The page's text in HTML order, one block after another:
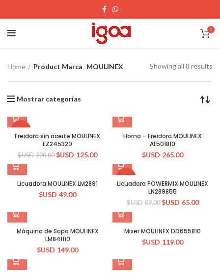
0
Home Product Marca MOULINEX Showing all 8 results
Mostrar categorías
Freidora sin aceite MOULINEX
EZ245320
$USD 220.00 $USD 125.00
Horno – Freidora MOULINEX
AL501810
$USD 265.00
Licuadora MOULINEX LM2891
$USD 49.00
Licuadora POWERMIX MOULINEX
LN289855
$USD 89.00 $USD 65.00
Máquina de Sopa MOULINEX
LM841110
$USD 149.00
Mixer MOULINEX DD655810
$USD 119.00